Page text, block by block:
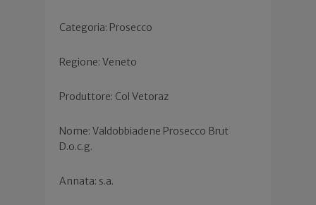
Categoria: Prosecco
Regione: Veneto
Produttore: Col Vetoraz
Nome: Valdobbiadene Prosecco Brut
D.o.c.g.
Annata: s.a.